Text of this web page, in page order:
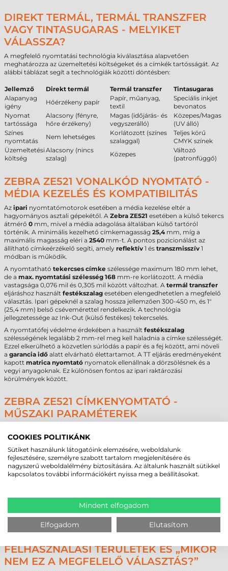
DIREKT TERMÁL, TERMÁL TRANSZFER
VAGY TINTASUGARAS - MELYIKET
VÁLASSZA?
A megfelelő nyomtatási technológia kiválasztása alapvetően
meghatározza az üzemeltetési költségeket és a címkék tartósságát. Az
alábbi táblázat segít a technológiák közötti döntésben:
Jellemző Direkt termál Termál transzfer
Tintasugaras
Alapanyag
igény
Hőérzékeny papír
Papír, műanyag,
textil
Speciális inkjet
bevonatos
Nyomat
tartóssága
Alacsony (fényre,
hőre érzékeny)
Magas (időjárás- és
vegyszerálló)
Közepes/Magas
(UV álló)
Színes
nyomtatás
Nem lehetséges
Korlátozott (színes
szalaggal)
Teljes körű
CMYK színek
Üzemeltetési
költség
Alacsony (nincs
szalag)
Közepes
Változó
(patronfüggő)
ZEBRA ZE521 VONALKÓD NYOMTATÓ -
MÉDIA KEZELÉS ÉS KOMPATIBILITÁS
Az ipari nyomtatómotorok esetében a média kezelése eltér a
hagyományos asztali gépekétől. A Zebra ZE521 esetében a külső tekercs
átmérő 0 mm, mivel a média adagolása általában külső tartóról
történik. A minimális kezelhető címkemagasság 25,4mm, míg a
maximális magasság eléri a 2540 mm-t. A pontos pozicionálást az
állítható címkeérzékelő segíti, amely reflektív 1 és transzmisszív 1
módban is működik.
A nyomtatható tekercses címke szélessége maximum 180 mm lehet,
de a max. nyomtatási szélesség 168 mm-re korlátozott. A média
vastagsága 0,076 mil és 0,305 mil között változhat. A termál transzfer
eljáráshoz használt festékszalag esetében elengedhetetlen a megfelelő
választás. Ipari gépeknél a szalag hossza jellemzően 300-450 m, és 1"
(25,4 mm) belső csévemérettel rendelkezik. A technológia
jellegzetessége az Ink-Out (külső festékes) tekercselés.
A nyomtatófej védelme érdekében a használt festékszalag
szélességének legalább 2 mm-rel meg kell haladnia a címke szélességét.
Ezzel elkerülhető a közvetlen súrlódás a papír és a fej között, ami növeli
a garancia idő alatt elvárható élettartamot. A TT eljárás eredményeként
kapott matrica nyomtató nyomatok ellenállnak a dörzsölésnek és a
vegyi anyagoknak. Ez különösen fontos az ipari raktározási
körülmények között.
ZEBRA ZE521 CÍMKENYOMTATÓ -
MŰSZAKI PARAMÉTEREK
a beszerzési döntés támogatásához:
Paraméter
Adat
Márka
Zebra
Modell
ZE521
Technológia
termál transzfer
Max. nyomtatási szélesség
168mm
USB,RS232,Ethernet
Garancia (készülék)
24hónap
Garancia (fej)
FELHASZNÁLÁSI TERÜLETEK ÉS „MIKOR
NEM EZ A MEGFELELŐ VÁLASZTÁS?”
COOKIES POLITIKÁNK
Sütiket használunk látogatóink elemzésére, weboldalunk
fejlesztésére, személyre szabott tartalom megjelenítésére és
nagyszerű weboldalélmény biztosítására. Az általunk használt sütikkel
kapcsolatos további információkért nyissa meg a beállításokat.
Mindent elfogadom
Elfogadom Elutasítom